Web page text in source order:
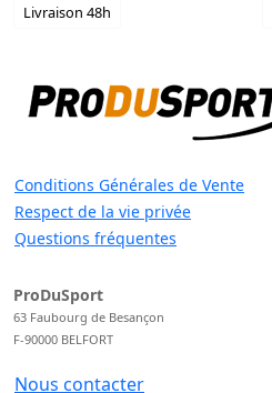
Livraison 48h
Conditions Générales de Vente
Respect de la vie privée
Questions fréquentes
ProDuSport
63 Faubourg de Besançon
F-90000 BELFORT
Nous contacter